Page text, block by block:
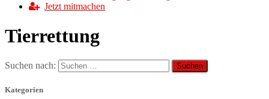
Jetzt mitmachen
Tierrettung
Suchen nach:
Kategorien